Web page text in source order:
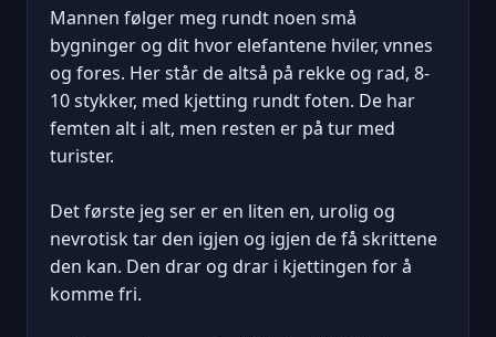
Mannen følger meg rundt noen små
bygninger og dit hvor elefantene hviler, vnnes
og fores. Her står de altså på rekke og rad, 8-
10 stykker, med kjetting rundt foten. De har
femten alt i alt, men resten er på tur med
turister.
Det første jeg ser er en liten en, urolig og
nevrotisk tar den igjen og igjen de få skrittene
den kan. Den drar og drar i kjettingen for å
komme fri.